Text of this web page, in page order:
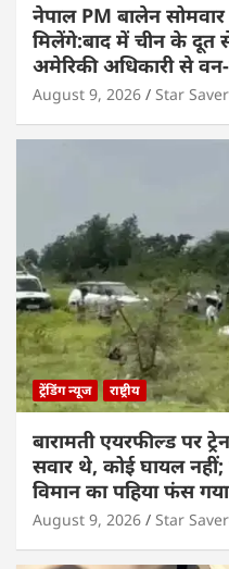
नेपाल PM बालेन
मिलेंगे:बाद में चीन के दूत
अमेरिकी अधिकारी से
August 9, 2026 Star
ट्रेंडिंग न्यूज राष्ट्रीय
बारामती एयरफील्ड पर
सवार थे, कोई घायल नहीं;
विमान का पहिया फंस
August 9, 2026 Star